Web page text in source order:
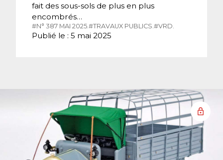
fait des sous-sols de plus en plus
encombrés…
#N° 387 MAI 2025. #TRAVAUX PUBLICS. #VRD.
Publié le : 5 mai 2025